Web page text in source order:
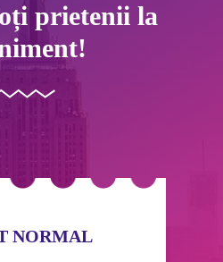
prietenii la
NORMAL